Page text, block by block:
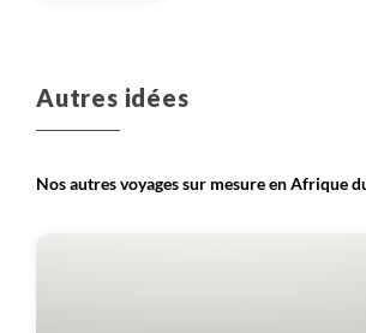
Autres idées
Nos autres voyages sur mesure en Afrique